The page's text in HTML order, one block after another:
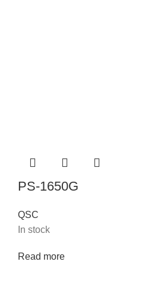
PS-1650G
QSC
In stock
Read more